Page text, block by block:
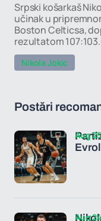
Srpski košarkaš
učinak u
Boston Celticsa,
rezultatom
Nikola Jokic
Postări
Aug
Aug